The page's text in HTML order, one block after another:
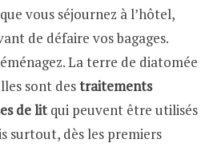
vous séjournez à l’hôtel,
de défaire vos bagages.
La terre de diatomée
sont destraitements
de litqui peuvent être utilisés
surtout, dès les premiers